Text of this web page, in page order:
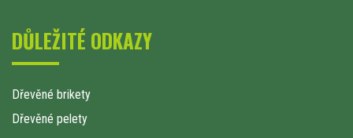
DŮLEŽITÉ ODKAZY
Dřevěné brikety
Dřevěné pelety